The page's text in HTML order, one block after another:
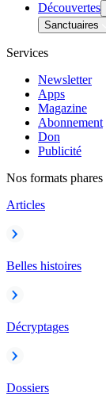
Découvertes
Sanctuaires
Services
Newsletter
Apps
Magazine
Abonnement
Don
Publicité
Nos formats phares
Articles
Belles histoires
Décryptages
Dossiers